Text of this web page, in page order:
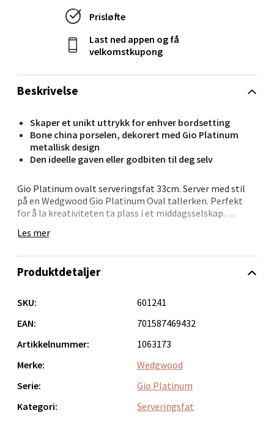
Beskrivelse
Skaper et unikt uttrykk for enhver bordsetting
Bone china porselen, dekorert med Gio Platinum
metallisk design
Den ideelle gaven eller godbiten til deg selv
Gio Platinum ovalt serveringsfat 33cm. Server med stil
på en Wedgwood Gio Platinum Oval tallerken. Perfekt
for å la kreativiteten ta plass i et middagsselskap.
Kombiner med Gio White eller Gio Gold for å lage din
Les mer
Prisløfte
Last ned appen og få
velkomstkupong
Produktdetaljer
SKU:
601241
EAN:
701587469432
Artikkelnummer:
1063173
Merke:
Wedgwood
Serie:
Gio Platinum
Kategori:
Serveringsfat
Sandefjord - Hvaltorvet
Åpent i dag 10-20
0 i butikk
Oslo - Tveita Senter
Tveita Senter, 0671 Oslo
Åpent i dag 10-21
Tønsberg - Farmandstredet